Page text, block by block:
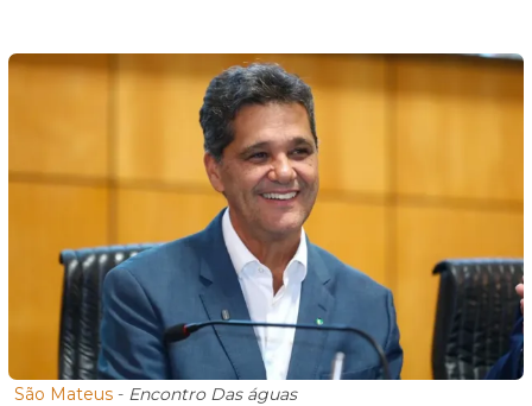
São Mateus - Encontro Das águas